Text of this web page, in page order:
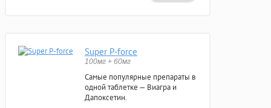
Super P-force
100мг + 60мг
Самые популярные препараты в
одной таблетке — Виагра и
Дапоксетин.